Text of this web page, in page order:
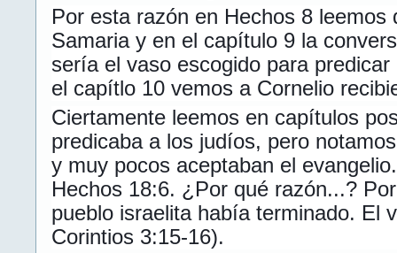
Por esta razón en Hechos 8 leemos
Samaria y en el capítulo 9 la
sería el vaso escogido para
el capítlo 10 vemos a Cornelio
Ciertamente leemos en capítulos
predicaba a los judíos, pero
y muy pocos aceptaban el
Hechos 18:6. ¿Por qué razón...?
pueblo israelita había terminado. El
Corintios 3:15-16).